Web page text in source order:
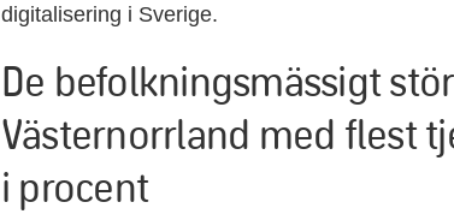
digitalisering i Sverige.
De befolkningsmässigt
Västernorrland med flest
i procent